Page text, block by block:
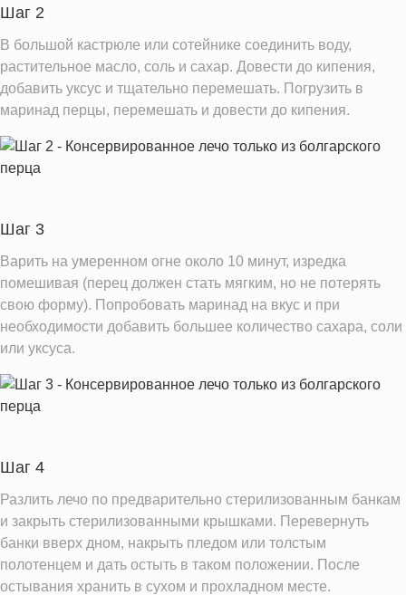
Железо
Калий
530.1 мг
Фолиевая кислота
65.0 мкг
Витамин С
458.8 мг
Витамин Е
7.7 мг
Информация для одной порции
Шаг 2
В большой кастрюле или сотейнике соединить воду,
растительное масло, соль и сахар. Довести до кипения,
добавить уксус и тщательно перемешать. Погрузить в
маринад перцы, перемешать и довести до кипения.
Шаг 3
Варить на умеренном огне около 10 минут, изредка
помешивая (перец должен стать мягким, но не потерять
свою форму). Попробовать маринад на вкус и при
необходимости добавить большее количество сахара, соли
или уксуса.
Шаг 4
Разлить лечо по предварительно стерилизованным банкам
и закрыть стерилизованными крышками. Перевернуть
банки вверх дном, накрыть пледом или толстым
полотенцем и дать остыть в таком положении. После
остывания хранить в сухом и прохладном месте.